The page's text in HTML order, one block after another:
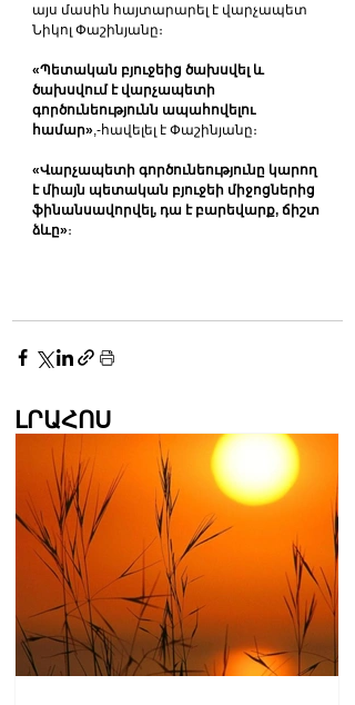
այս մասին հայտարարել է վարչապետ
Նիկոլ Փաշինյանը։
«Պետական բյուջեից ծախսվել և
ծախսվում է վարչապետի
գործունեությունն ապահովելու
համար» ,-հավելել է Փաշինյանը։
«Վարչապետի գործունեությունը կարող
է միայն պետական բյուջեի միջոցներից
ֆինանսավորվել, դա է բարեվարք, ճիշտ
ձևը»։
ԼՐԱՀՈՍ